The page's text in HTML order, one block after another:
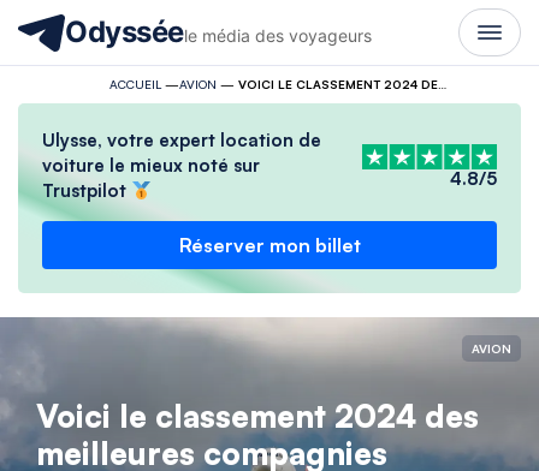
Odysséele média des voyageurs
ACCUEIL —AVION —
Ulysse, votre expert location de
voiture le mieux noté sur
Trustpilot
4.8/5
Réserver mon billet
AVION
Voici le classement 2024 des
meilleures compagnies